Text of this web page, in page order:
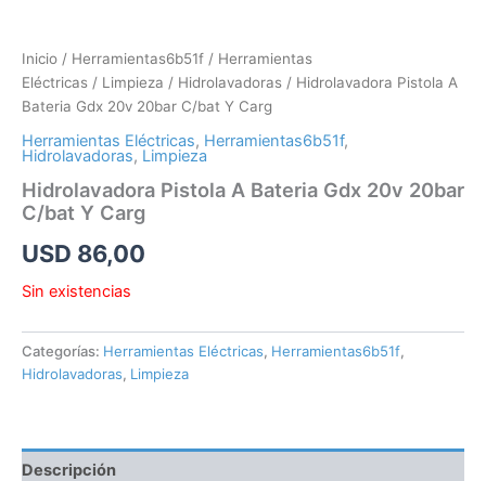
Inicio / Herramientas6b51f / Herramientas
Eléctricas / Limpieza / Hidrolavadoras / Hidrolavadora Pistola A
Bateria Gdx 20v 20bar C/bat Y Carg
Herramientas Eléctricas, Herramientas6b51f,
Hidrolavadoras, Limpieza
Hidrolavadora Pistola A Bateria Gdx 20v 20bar
C/bat Y Carg
USD 86,00
Sin existencias
Categorías: Herramientas Eléctricas, Herramientas6b51f,
Hidrolavadoras, Limpieza
Descripción